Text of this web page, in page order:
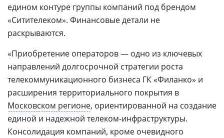
едином контуре группы компаний под брендом
«Ситителеком». Финансовые детали не
раскрываются.
«Приобретение операторов — одно из ключевых
направлений долгосрочной стратегии роста
телекоммуникационного бизнеса ГК «Филанко» и
расширения территориального покрытия в
Московском регионе, ориентированной на создание
единой и надежной телеком-инфраструктуры.
Консолидация компаний, кроме очевидного